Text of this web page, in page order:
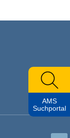
AMS
Suchportal